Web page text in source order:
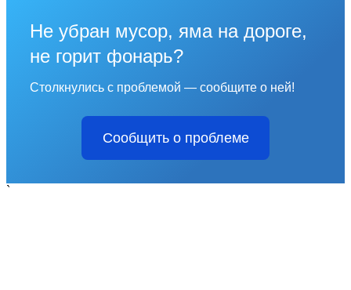
Не убран мусор, яма на дороге,
не горит фонарь?
Столкнулись с проблемой — сообщите о ней!
Сообщить о проблеме
`